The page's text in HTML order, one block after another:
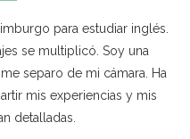
para estudiar inglés.
se multiplicó. Soy una
separo de mi cámara. Ha
mis experiencias y mis
detalladas.